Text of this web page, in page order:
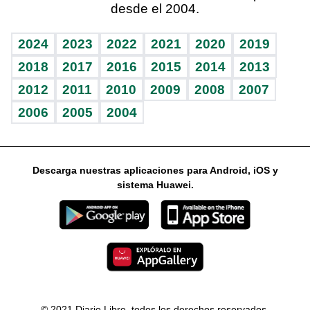
Vida y familia
Eñe
Celebrando la vida
Sin complejos
En pocas palabras
Escuchando al corazón
Economía Personal
Consulta Libre
BRV
TBT Deportivo
Ágora
Guía del dinero
Horóscopos
desde el 2004.
2024 2023 2022 2021 2020
2019
2018
2017 2016 2015 2014
2013
2012
2011 2010 2009 2008
2007
2006
2005 2004
Descarga nuestras aplicaciones para Android, iOS y
sistema Huawei.